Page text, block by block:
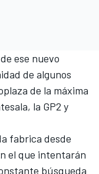
ese nuevo
de algunos
de la máxima
la GP2 y
fabrica desde
el que intentarán
búsqueda